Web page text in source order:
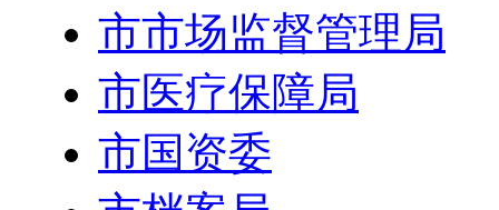
市市场监督管理局
市医疗保障局
市国资委